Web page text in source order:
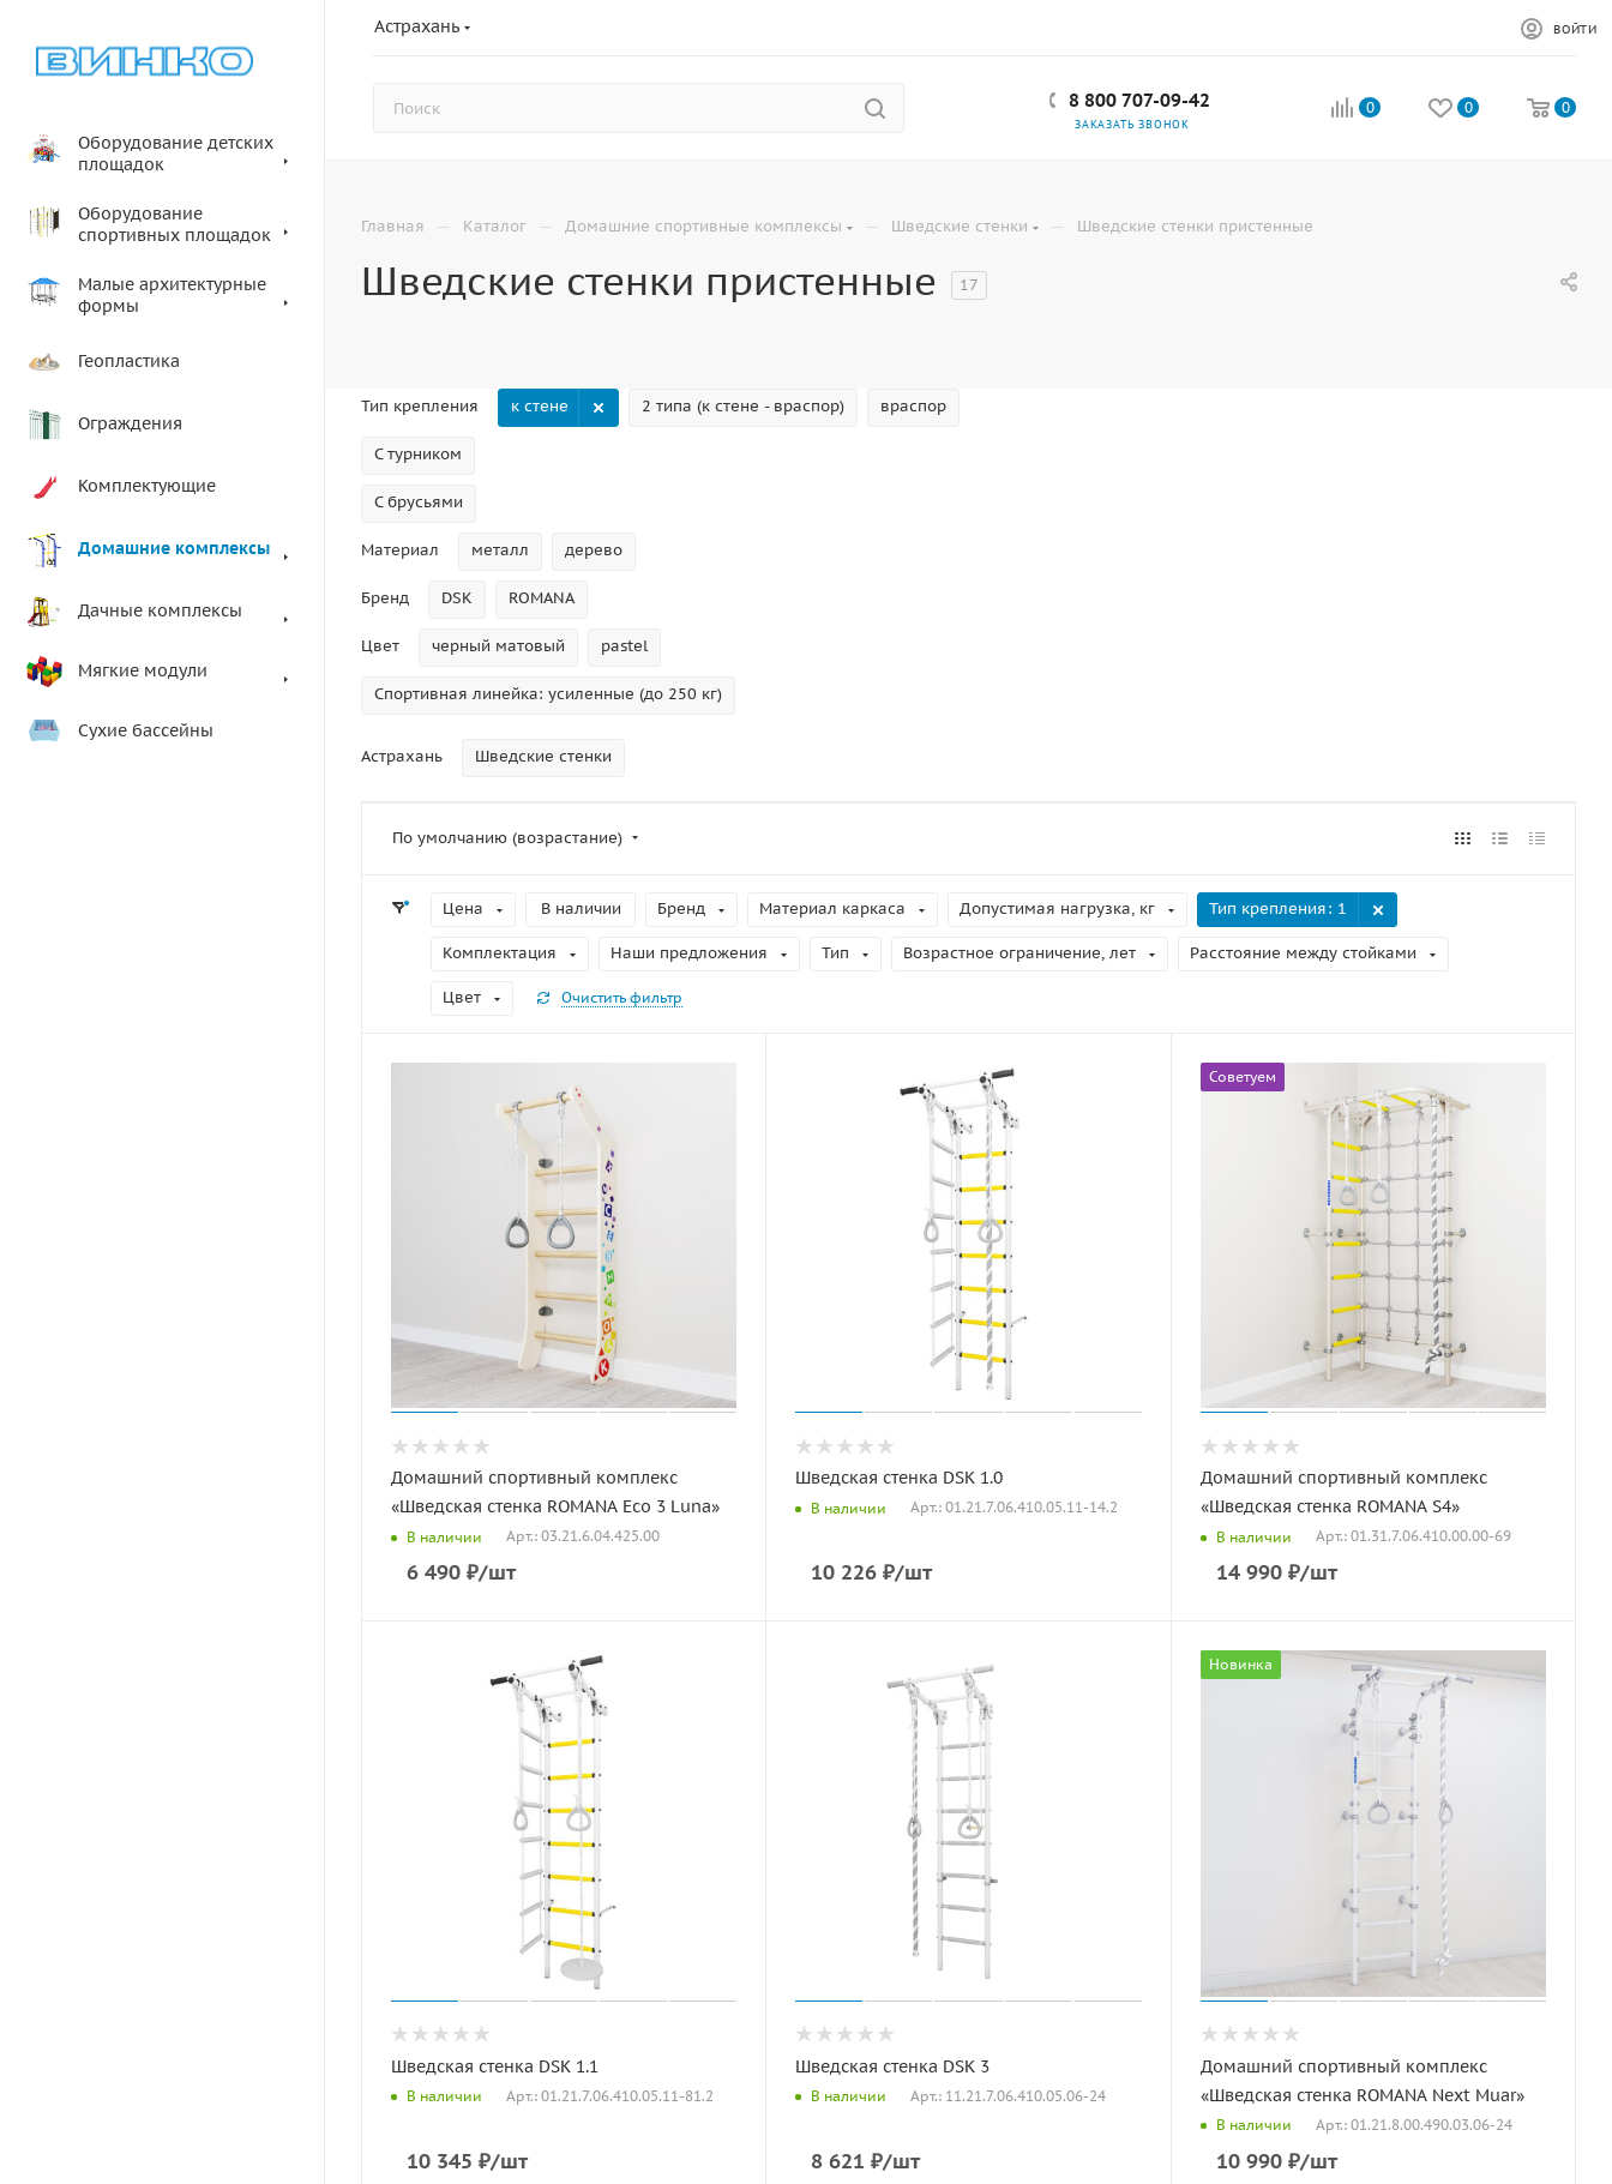
Астрахань ВОЙТИ
8 800 707-09-42
ЗАКАЗАТЬ ЗВОНОК
0 0 0
Оборудование детских
площадок
Оборудование
спортивных площадок
Малые архитектурные
формы
Геопластика
Ограждения
Комплектующие
Домашние комплексы
Дачные комплексы
Мягкие модули
Сухие бассейны
Главная — Каталог — Домашние спортивные комплексы — Шведские стенки — Шведские стенки пристенные
Шведские стенки пристенные 17
Тип крепления 2 типа (к стене - враспор) враспор
к стене
С турником
С брусьями
Материал металл дерево
Бренд DSK ROMANA
Цвет черный матовый pastel
Спортивная линейка: усиленные (до 250 кг)
Астрахань Шведские стенки
По умолчанию (возрастание)
Цена В наличии Бренд Материал каркаса Допустимая нагрузка, кг Тип крепления: 1
Комплектация Наши предложения Тип Возрастное ограничение, лет Расстояние между стойками
Цвет Очистить фильтр
Домашний спортивный комплекс
«Шведская стенка ROMANA Eco 3 Luna»
В наличии Арт.: 03.21.6.04.425.00
6 490 ₽/шт
Шведская стенка DSK 1.0
В наличии Арт.: 01.21.7.06.410.05.11-14.2
10 226 ₽/шт
Советуем
Домашний спортивный комплекс
«Шведская стенка ROMANA S4»
В наличии Арт.: 01.31.7.06.410.00.00-69
14 990₽/шт
Шведская стенка DSK 1.1
В наличии Арт.: 01.21.7.06.410.05.11-81.2
10 345 ₽/шт
Шведская стенка DSK 3
В наличии Арт.: 11.21.7.06.410.05.06-24
8 621 ₽/шт
Новинка
Домашний спортивный комплекс
«Шведская стенка ROMANA Next Muar»
В наличии Арт.: 01.21.8.00.490.03.06-24
10 990₽/шт